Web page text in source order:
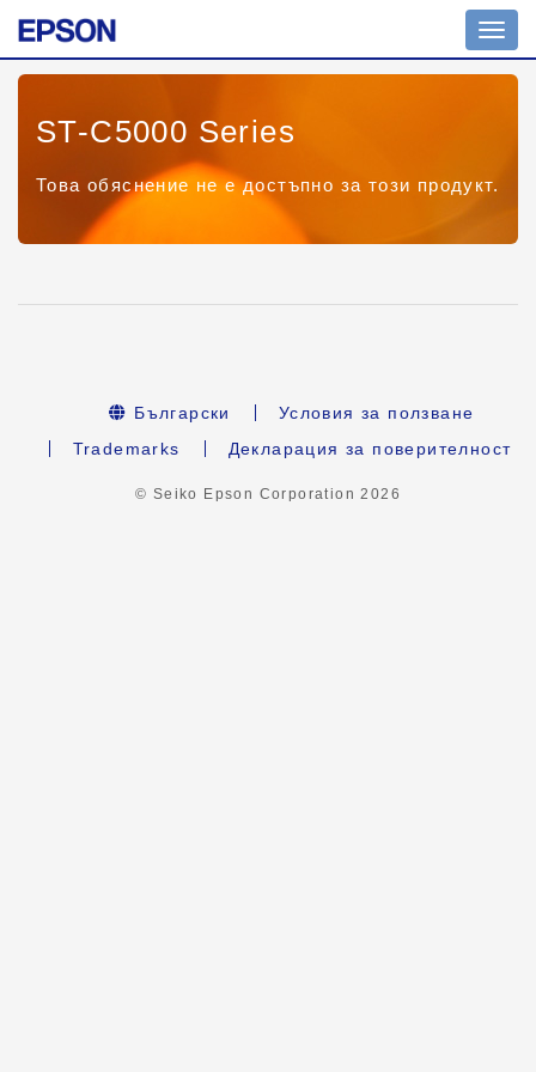
ST-C5000 Series
Това обяснение не е достъпно за този продукт.
Български
Условия за ползване
Trademarks
Декларация за поверителност
© Seiko Epson Corporation2026